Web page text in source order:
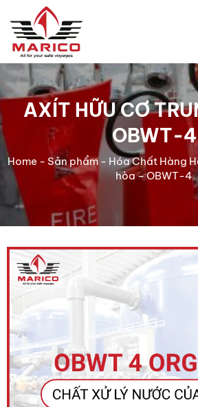
AXÍT HỮU CƠ
OBWT-4
Home - Sản phẩm- Hóa Chất Hàng
hòa – OBWT-4